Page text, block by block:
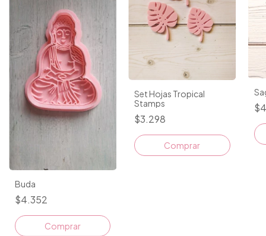
Buda
$4.352
Comprar
Set Hojas Tropical
Stamps
$3.298